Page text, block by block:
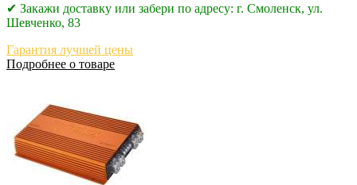
✔ Закажи доставку или забери по адресу: г. Смоленск, ул.
Шевченко, 83
Гарантия лучшей цены
Подробнее о товаре